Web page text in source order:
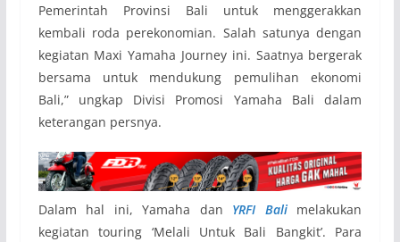
Pemerintah Provinsi Bali untuk menggerakkan
kembali roda perekonomian. Salah satunya dengan
kegiatan Maxi Yamaha Journey ini. Saatnya bergerak
bersama untuk mendukung pemulihan ekonomi
Bali,” ungkap Divisi Promosi Yamaha Bali dalam
keterangan persnya.
Dalam hal ini, Yamaha dan YRFI Balimelakukan
kegiatan touring ‘Melali Untuk Bali Bangkit’. Para